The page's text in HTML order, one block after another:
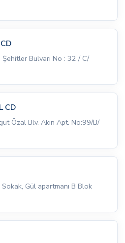
Bulvarı No : 32 / C/
CD
Özal Blv. Akın Apt. No:99/B/
Gül apartmanı B Blok